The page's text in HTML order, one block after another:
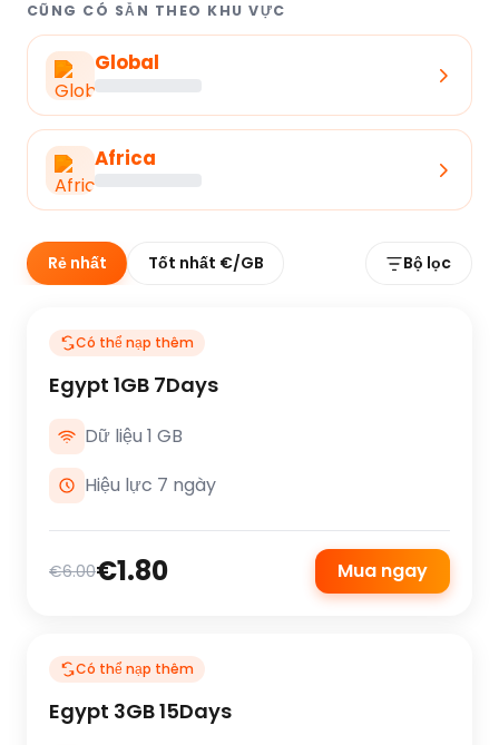
CŨNG CÓ SẴN THEO KHU VỰC
Global
Africa
Rẻ nhất Tốt nhất €/GB Bộ lọc
Có thể nạp thêm
Egypt 1GB 7Days
Dữ liệu 1 GB
Hiệu lực 7 ngày
€6.00€1.80 Mua ngay
Có thể nạp thêm
Egypt 3GB 15Days